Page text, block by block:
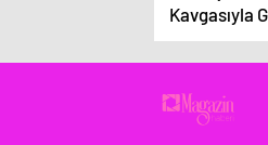
Kavgasıyla